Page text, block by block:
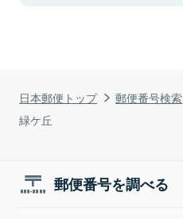
日本郵便トップ 郵便番号検索
緑ケ丘
郵便番号を調べる